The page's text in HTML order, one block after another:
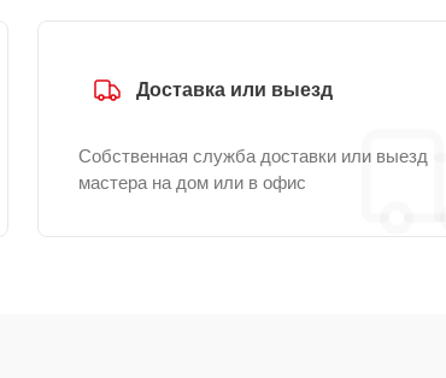
Доставка или выезд
Собственная служба доставки или выезд
мастера на дом или в офис